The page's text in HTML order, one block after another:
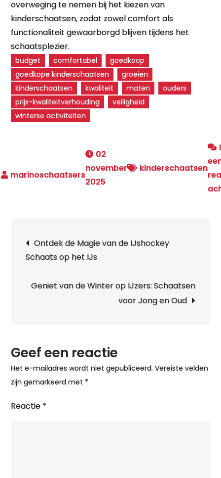
overweging te nemen bij het kiezen van
kinderschaatsen, zodat zowel comfort als
functionaliteit gewaarborgd blijven tijdens het
schaatsplezier.
budget comfortabel
goedkoop
goedkope kinderschaatsen
groeien
kinderschaatsen
kwaliteit maten
ouders
prijs-kwaliteitverhouding
veiligheid
winterse activiteiten
02
november
2025
kinderschaatsen
Ontdek de Magie van de IJshockey
Schaats op het IJs
Geniet van de Winter op IJzers: Schaatsen
voor Jong en Oud
Geef een reactie
Het e-mailadres wordt niet gepubliceerd. Vereiste velden
zijn gemarkeerd met *
Reactie *